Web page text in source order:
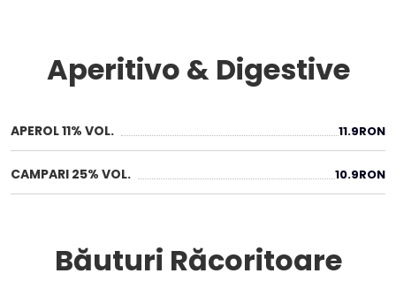
Aperitivo & Digestive
APEROL 11% VOL. 11.9RON
CAMPARI 25% VOL. 10.9RON
Băuturi Răcoritoare